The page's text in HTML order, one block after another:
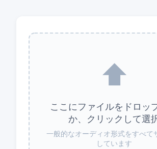
⬆️
ここにファイルをドロッ
か、クリックして選
一般的なオーディオ形式をすべて
しています